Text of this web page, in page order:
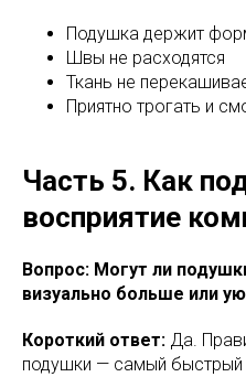
Подушка держит
Швы не расходятся
Ткань не
Приятно трогать и
Часть 5. Как
восприятие
Вопрос: Могут ли
визуально больше или
Короткий ответ: Да.
подушки — самый